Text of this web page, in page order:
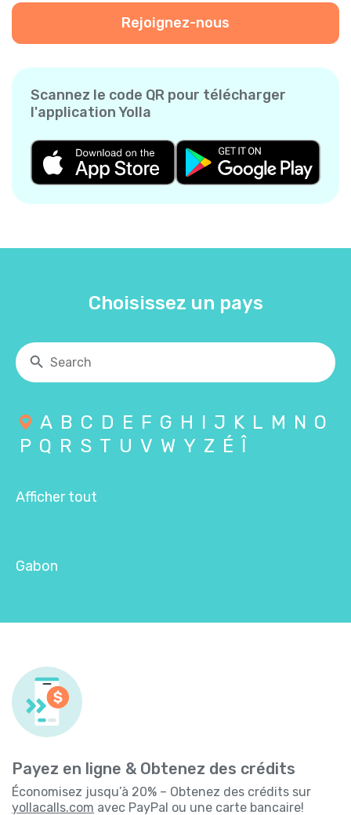
Rejoignez-nous
Scannez le code QR pour télécharger
l'application Yolla
Choisissez un pays
A B C D E F G H I J K L M N O
P Q R S T U V W Y Z É Î
Afficher tout
Gabon
Payez en ligne & Obtenez des crédits
Économisez jusqu’à 20% – Obtenez des crédits sur
yollacalls.com avec PayPal ou une carte bancaire!